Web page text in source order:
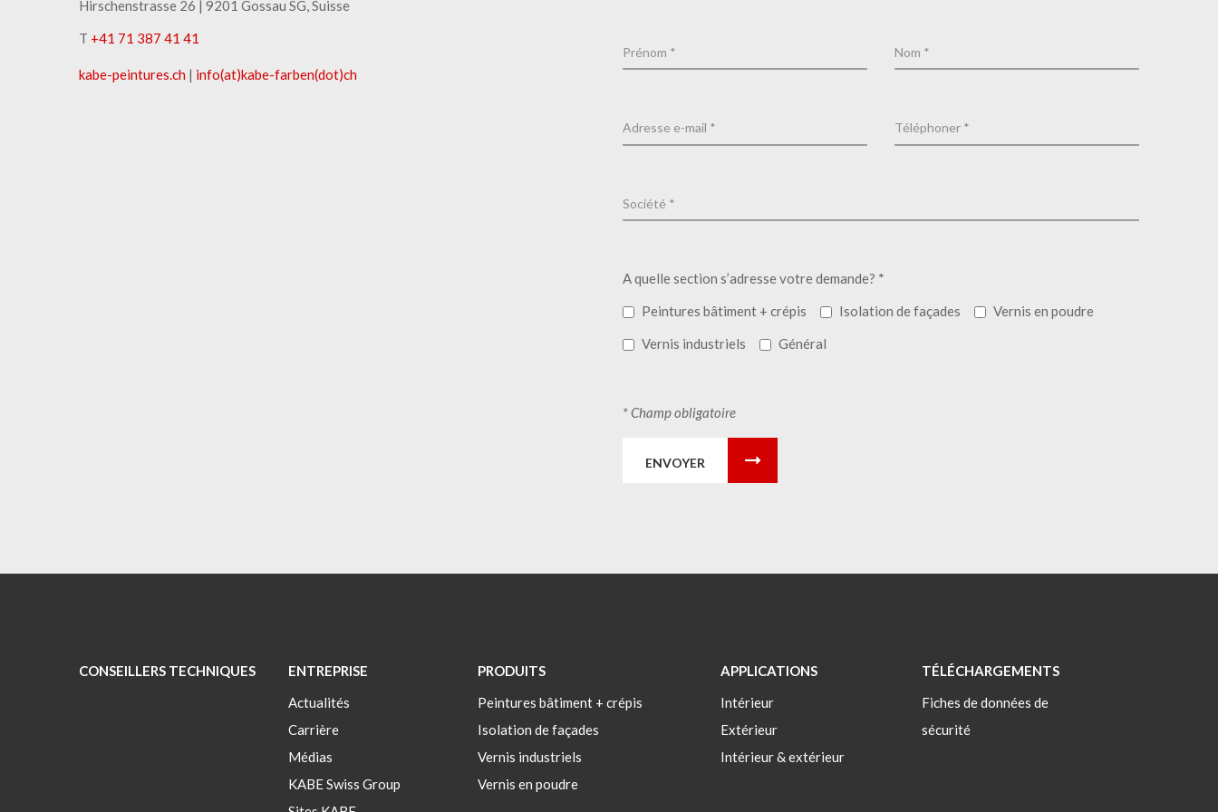
Hirschenstrasse 26 | ​9201 Gossau SG, Suisse
T +41 71 387 41 41
kabe-peintures.ch | info(at)kabe-​farben(dot)ch
A quelle section s’adresse votre demande? *
Peintures bâtiment + crépis
Isolation de façades
Vernis en poudre
Vernis industriels
Général
* Champ obligatoire
ENVOYER
CONSEILLERS TECHNIQUES
ENTREPRISE
Actualités
Carrière
Médias
KABE Swiss Group
PRODUITS
Peintures bâtiment + crépis
Isolation de façades
Vernis industriels
Vernis en poudre
APPLICATIONS
Intérieur
Extérieur
Intérieur & extérieur
TÉLÉCHARGEMENTS
Fiches de données de
sécurité